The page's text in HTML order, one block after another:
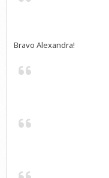
Bravo Alexandra!